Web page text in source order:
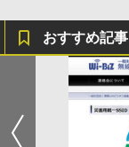
おすすめ記事